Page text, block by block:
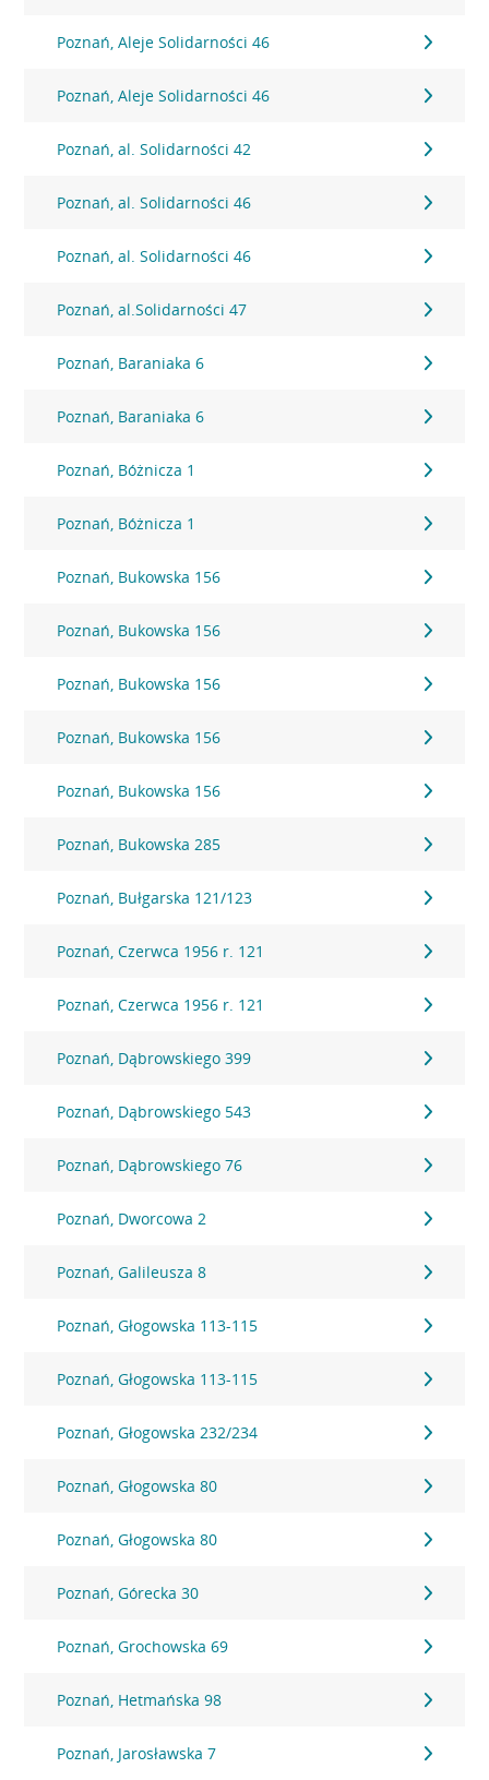
Poznań, Aleje Solidarności 46
Poznań, Aleje Solidarności 46
Poznań, al. Solidarności 42
Poznań, al. Solidarności 46
Poznań, al. Solidarności 46
Poznań, al.Solidarności 47
Poznań, Baraniaka 6
Poznań, Baraniaka 6
Poznań, Bóżnicza 1
Poznań, Bóżnicza 1
Poznań, Bukowska 156
Poznań, Bukowska 156
Poznań, Bukowska 156
Poznań, Bukowska 156
Poznań, Bukowska 156
Poznań, Bukowska 285
Poznań, Bułgarska 121/123
Poznań, Czerwca 1956 r. 121
Poznań, Czerwca 1956 r. 121
Poznań, Dąbrowskiego 399
Poznań, Dąbrowskiego 543
Poznań, Dąbrowskiego 76
Poznań, Dworcowa 2
Poznań, Galileusza 8
Poznań, Głogowska 113-115
Poznań, Głogowska 113-115
Poznań, Głogowska 232/234
Poznań, Głogowska 80
Poznań, Głogowska 80
Poznań, Górecka 30
Poznań, Grochowska 69
Poznań, Hetmańska 98
Poznań, Jarosławska 7